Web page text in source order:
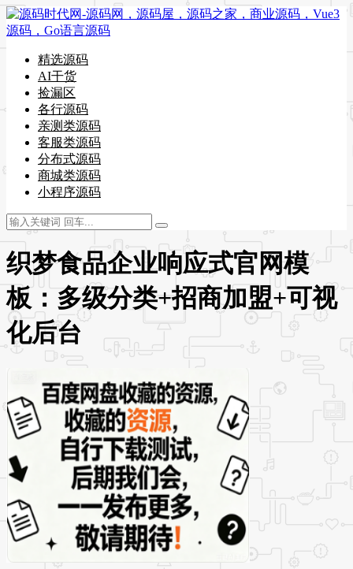
精选源码
AI干货
捡漏区
各行源码
亲测类源码
客服类源码
分布式源码
商城类源码
小程序源码
织梦食品企业响应式官网模
板：多级分类+招商加盟+可视
化后台